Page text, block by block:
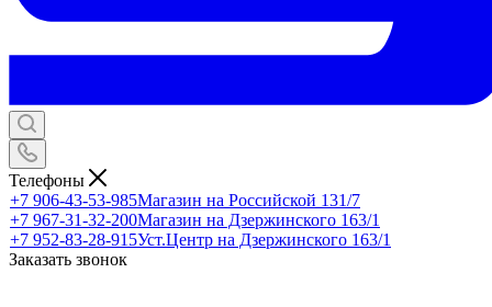
Телефоны
+7 906-43-53-985Магазин на Российской 131/7
+7 967-31-32-200Магазин на Дзержинского 163/1
+7 952-83-28-915Уст.Центр на Дзержинского 163/1
Заказать звонок